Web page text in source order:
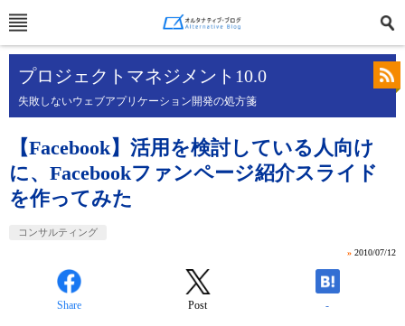
プロジェクトマネジメント10.0
失敗しないウェブアプリケーション開発の処方箋
【Facebook】活用を検討している人向け
に、Facebookファンページ紹介スライド
を作ってみた
コンサルティング
» 2010/07/12
Share Post -